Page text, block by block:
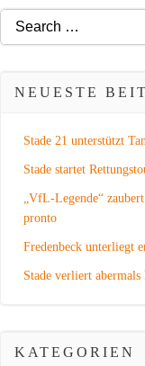
Search
for:
NEUESTE
Stade 21 unterstützt
Stade startet
„VfL-Legende“
pronto
Fredenbeck unterliegt
Stade verliert
KATEGORIEN